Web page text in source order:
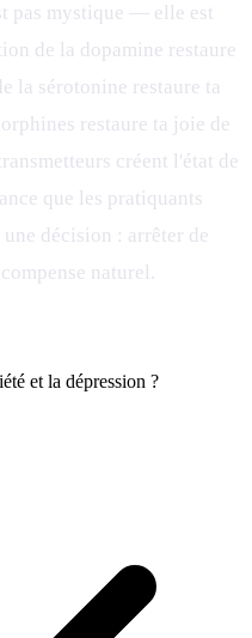
pas mystique — elle est
de la dopamine restaure
la sérotonine restaure ta
restaure ta joie de
créent l'état de
que les pratiquants
décision : arrêter de
naturel.
et la dépression ?